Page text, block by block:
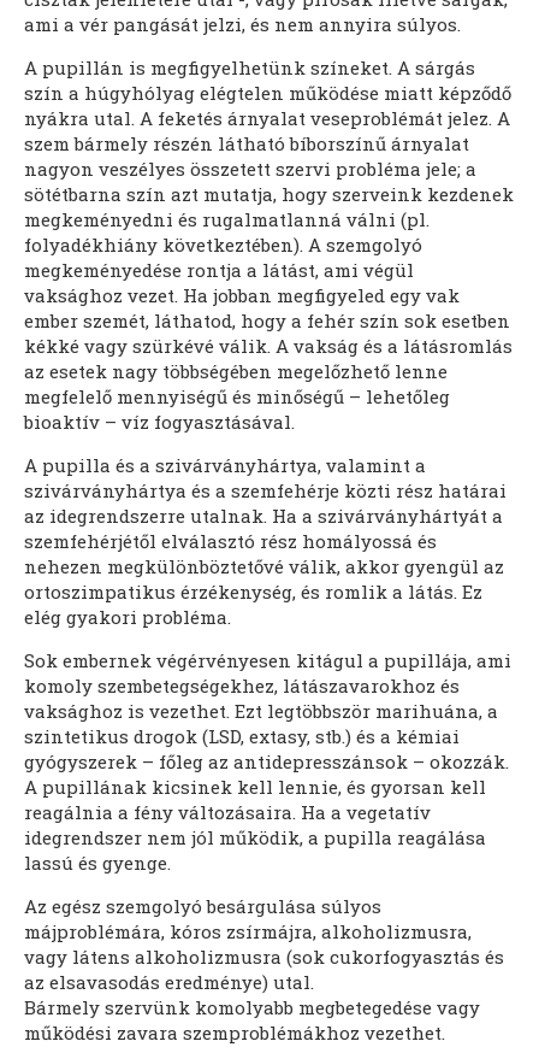
ami a vér pangását jelzi, és nem annyira súlyos.
A pupillán is megfigyelhetünk színeket. A sárgás
szín a húgyhólyag elégtelen működése miatt képződő
nyákra utal. A feketés árnyalat veseproblémát jelez. A
szem bármely részén látható bíborszínű árnyalat
nagyon veszélyes összetett szervi probléma jele; a
sötétbarna szín azt mutatja, hogy szerveink kezdenek
megkeményedni és rugalmatlanná válni (pl.
folyadékhiány következtében). A szemgolyó
megkeményedése rontja a látást, ami végül
vaksághoz vezet. Ha jobban megfigyeled egy vak
ember szemét, láthatod, hogy a fehér szín sok esetben
kékké vagy szürkévé válik. A vakság és a látásromlás
az esetek nagy többségében megelőzhető lenne
megfelelő mennyiségű és minőségű – lehetőleg
bioaktív – víz fogyasztásával.
A pupilla és a szivárványhártya, valamint a
szivárványhártya és a szemfehérje közti rész határai
az idegrendszerre utalnak. Ha a szivárványhártyát a
szemfehérjétől elválasztó rész homályossá és
nehezen megkülönböztetővé válik, akkor gyengül az
ortoszimpatikus érzékenység, és romlik a látás. Ez
elég gyakori probléma.
Sok embernek végérvényesen kitágul a pupillája, ami
komoly szembetegségekhez, látászavarokhoz és
vaksághoz is vezethet. Ezt legtöbbször marihuána, a
szintetikus drogok (LSD, extasy, stb.) és a kémiai
gyógyszerek – főleg az antidepresszánsok – okozzák.
A pupillának kicsinek kell lennie, és gyorsan kell
reagálnia a fény változásaira. Ha a vegetatív
idegrendszer nem jól működik, a pupilla reagálása
lassú és gyenge.
Az egész szemgolyó besárgulása súlyos
májproblémára, kóros zsírmájra, alkoholizmusra,
vagy látens alkoholizmusra (sok cukorfogyasztás és
az elsavasodás eredménye) utal.
Bármely szervünk komolyabb megbetegedése vagy
működési zavara szemproblémákhoz vezethet.